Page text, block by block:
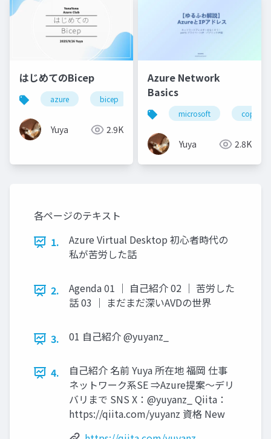
はじめてのBicep
azure bicep 初心者
Yuya 2.9K
Azure Network
Basics
microsoft copilot
Yuya 2.8K
各ページのテキスト
1.
Azure Virtual Desktop 初心者時代の
私が苦労した話
2.
Agenda 01 ｜ 自己紹介 02 ｜ 苦労した
話 03 ｜ まだまだ深いAVDの世界
3. 01 自己紹介 @yuyanz_
4.
自己紹介 名前 Yuya 所在地 福岡 仕事
ネットワーク系SE ⇒Azure提案～デリ
バリまで SNS X：@yuyanz_ Qiita：
https://qiita.com/yuyanz 資格 New